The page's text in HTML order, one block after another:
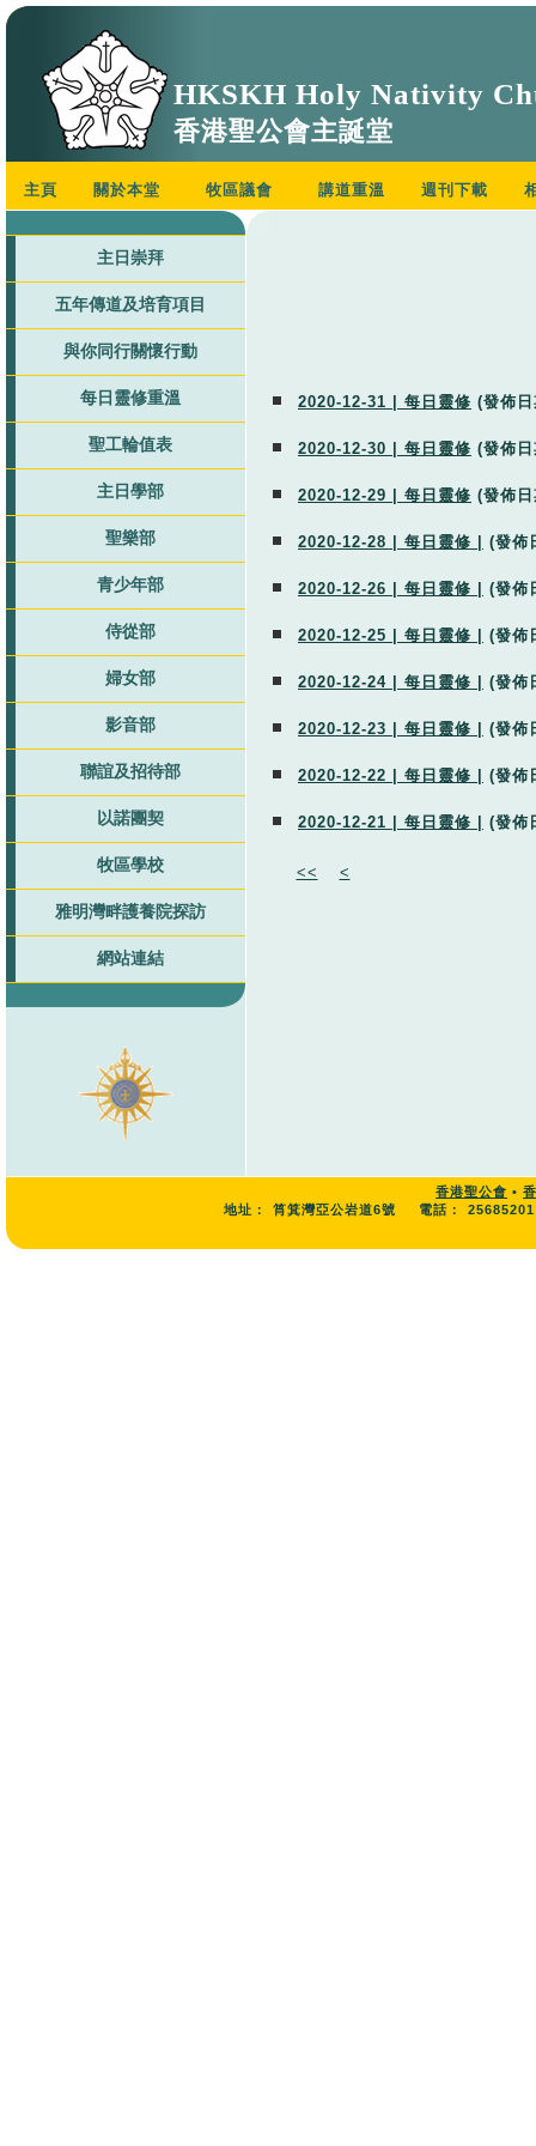
HKSKH Holy Nativity
香港聖公會主誕堂
主頁 關於本堂 牧區議會 講道重溫 週刊下載
主日崇拜
五年傳道及培育項目
與你同行關懷行動
每日靈修重溫
聖工輪值表
主日學部
聖樂部
青少年部
侍從部
婦女部
影音部
聯誼及招待部
以諾團契
牧區學校
雅明灣畔護養院探訪
網站連結
2020-12-31 | 每日靈修 (發佈
2020-12-30 | 每日靈修 (發佈
2020-12-29 | 每日靈修 (發佈
2020-12-28 | 每日靈修 | (發佈
2020-12-26 | 每日靈修 | (發佈
2020-12-25 | 每日靈修 | (發佈
2020-12-24 | 每日靈修 | (發佈
2020-12-23 | 每日靈修 | (發佈
2020-12-22 | 每日靈修 | (發佈
2020-12-21 | 每日靈修 | (發佈
<< <
香港聖公會 •
地址：
筲箕灣亞公岩道6號 電話： 25685201